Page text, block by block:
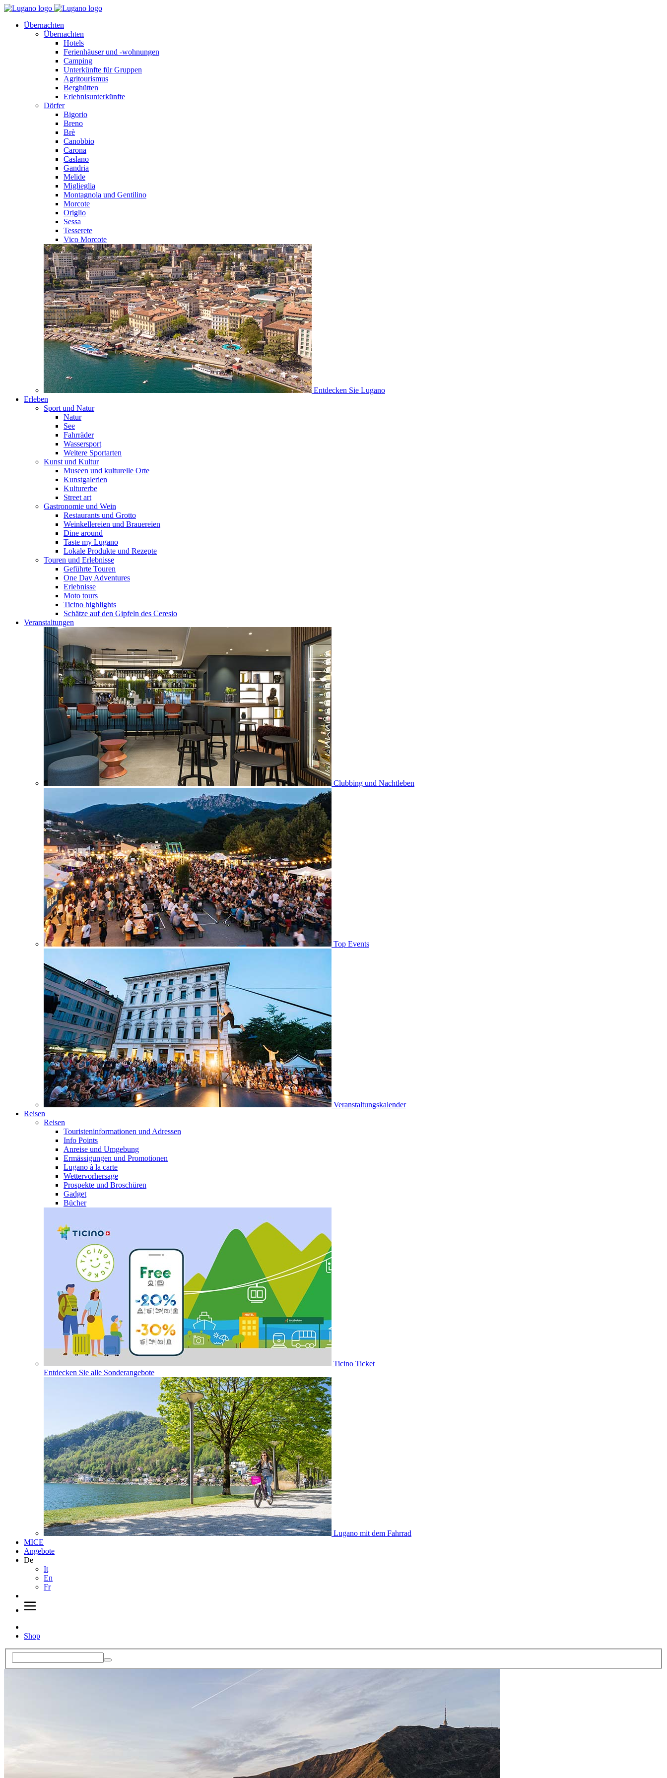
Übernachten
Übernachten
Hotels
Ferienhäuser und -wohnungen
Camping
Unterkünfte für Gruppen
Agritourismus
Berghütten
Erlebnisunterkünfte
Dörfer
Bigorio
Breno
Brè
Canobbio
Carona
Caslano
Gandria
Melide
Miglieglia
Montagnola und Gentilino
Morcote
Origlio
Sessa
Tesserete
Vico Morcote
Entdecken Sie Lugano
Erleben
Sport und Natur
Natur
See
Fahrräder
Wassersport
Weitere Sportarten
Kunst und Kultur
Museen und kulturelle Orte
Kunstgalerien
Kulturerbe
Street art
Gastronomie und Wein
Restaurants und Grotto
Weinkellereien und Brauereien
Dine around
Taste my Lugano
Lokale Produkte und Rezepte
Touren und Erlebnisse
Geführte Touren
One Day Adventures
Erlebnisse
Moto tours
Ticino highlights
Schätze auf den Gipfeln des Ceresio
Veranstaltungen
Clubbing und Nachtleben
Top Events
Veranstaltungskalender
Reisen
Reisen
Touristeninformationen und Adressen
Info Points
Anreise und Umgebung
Ermässigungen und Promotionen
Lugano à la carte
Wettervorhersage
Prospekte und Broschüren
Gadget
Bücher
Ticino Ticket
Entdecken Sie alle Sonderangebote
Lugano mit dem Fahrrad
MICE
Angebote
De
It
En
Fr
Shop